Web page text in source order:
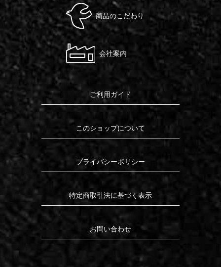
商品のこだわり
会社案内
ご利用ガイド
このショップについて
プライバシーポリシー
特定商取引法に基づく表示
お問い合わせ